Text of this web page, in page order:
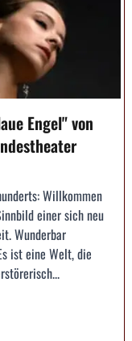
Engel" von
Willkommen
einer sich neu
Wunderbar
ist eine Welt, die